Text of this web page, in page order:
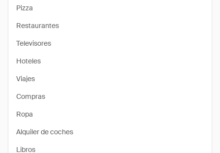
Pizza
Restaurantes
Televisores
Hoteles
Viajes
Compras
Ropa
Alquiler de coches
Libros